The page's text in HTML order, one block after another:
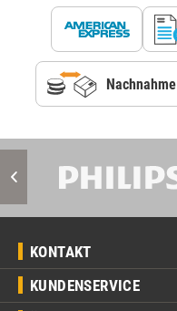
Nachnahme
KONTAKT
KUNDENSERVICE